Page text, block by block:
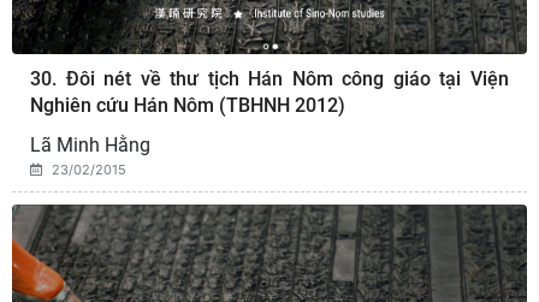
30. Đôi nét về thư tịch Hán Nôm công giáo tại Viện
Nghiên cứu Hán Nôm (TBHNH 2012)
Lã Minh Hằng
23/02/2015